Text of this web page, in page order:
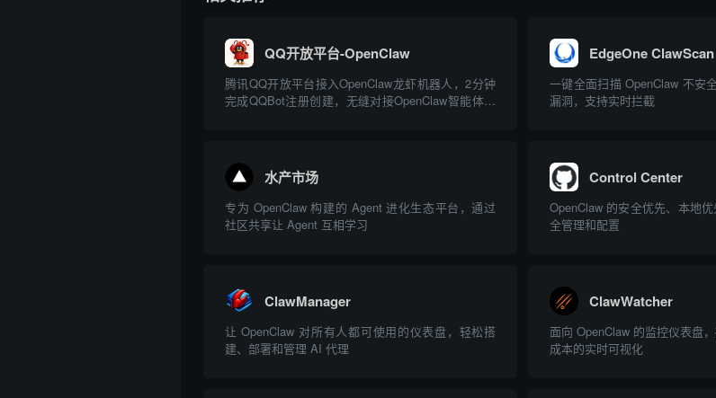
QQ开放平台-OpenClaw
腾讯QQ开放平台接入OpenClaw龙虾机器人，2分钟
完成QQBot注册创建，无缝对接OpenClaw智能体能
EdgeOne ClawScan
一键全面扫描 OpenClaw 不安
漏洞，支持实时拦截
水产市场
专为 OpenClaw 构建的 Agent 进化生态平台，通过
社区共享让 Agent 互相学习
Control Center
OpenClaw 的安全优先、本地
全管理和配置
ClawManager
让 OpenClaw 对所有人都可使用的仪表盘，轻松搭
建、部署和管理 AI 代理
ClawWatcher
面向 OpenClaw 的监控仪表盘
成本的实时可视化